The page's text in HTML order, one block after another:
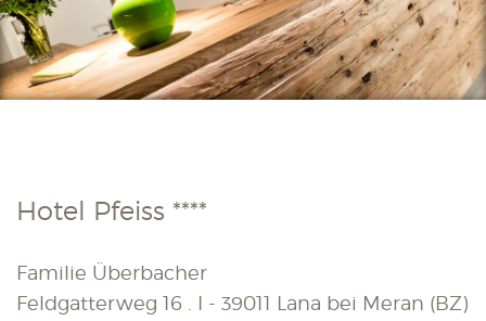
Hotel Pfeiss ****
Familie Überbacher
Feldgatterweg 16 . I - 39011 Lana bei Meran (BZ)